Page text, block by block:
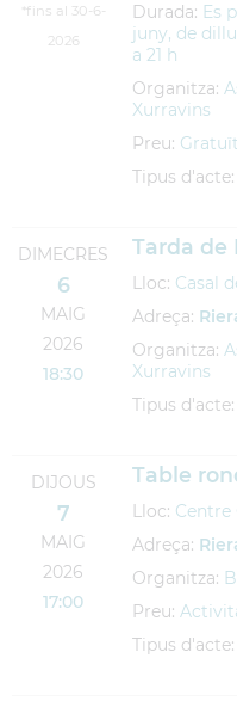
*fins al 30-6-
2026
Durada: Es
juny, de
a 21 h
Organitza:
Xurravins
Preu: Gratuït
Tipus d'acte:
DIMECRES
6
MAIG
2026
18:30
Tarda de
Lloc: Casal
Adreça:
Organitza:
Xurravins
Tipus d'acte:
DIJOUS
7
MAIG
2026
17:00
Table
Lloc: Centre
Adreça:
Organitza:
Preu:
Tipus d'acte: